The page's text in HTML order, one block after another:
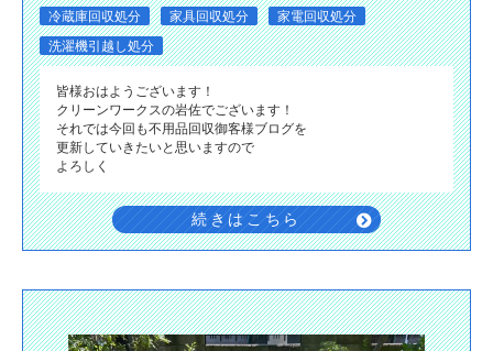
冷蔵庫回収処分
家具回収処分
家電回収処分
洗濯機引越し処分
皆様おはようございます！
クリーンワークスの岩佐でございます！
それでは今回も不用品回収御客様ブログを
更新していきたいと思いますので
よろしく
続きはこちら